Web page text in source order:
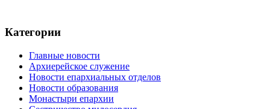
Категории
Главные новости
Архиерейское служение
Новости епархиальных отделов
Новости образования
Монастыри епархии